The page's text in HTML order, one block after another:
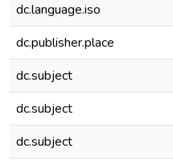
dc.language.iso
dc.publisher.place
dc.subject
dc.subject
dc.subject